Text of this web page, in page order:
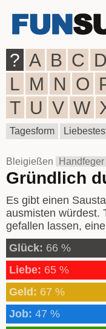
? A B C D
L M N O
T U V W
Tagesform
Bleigießen Handfeger
Gründlich
Es gibt einen
ausmisten würdest.
gefallen lassen,
Glück: 66 %
Liebe: 65 %
Geld: 67 %
Job: 47 %